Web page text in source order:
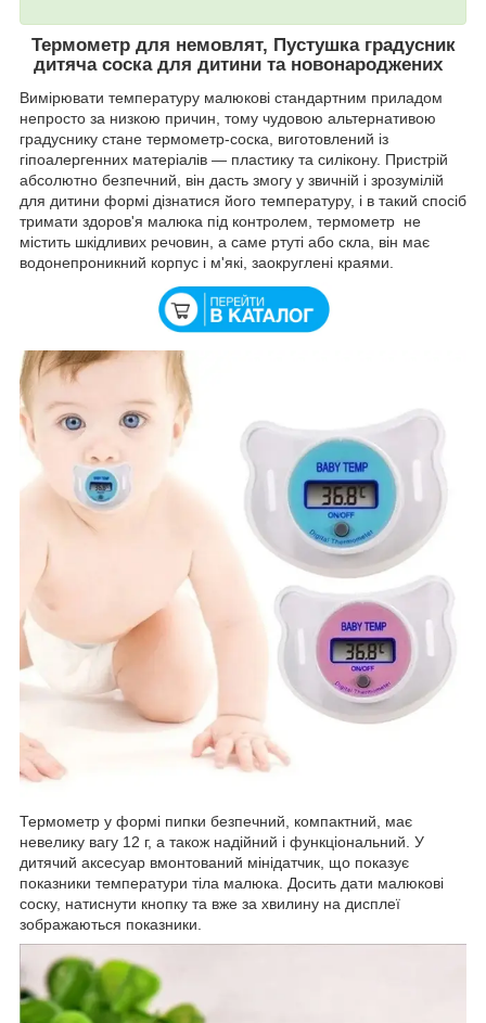
Термометр для немовлят, Пустушка градусник
дитяча соска для дитини та новонароджених
Вимірювати температуру малюкові стандартним приладом
непросто за низкою причин, тому чудовою альтернативою
градуснику стане термометр-соска, виготовлений із
гіпоалергенних матеріалів — пластику та силікону. Пристрій
абсолютно безпечний, він дасть змогу у звичній і зрозумілій
для дитини формі дізнатися його температуру, і в такий спосіб
тримати здоров'я малюка під контролем, термометр не
містить шкідливих речовин, а саме ртуті або скла, він має
водонепроникний корпус і м'які, заокруглені краями.
Термометр у формі пипки безпечний, компактний, має
невелику вагу 12 г, а також надійний і функціональний. У
дитячий аксесуар вмонтований мінідатчик, що показує
показники температури тіла малюка. Досить дати малюкові
соску, натиснути кнопку та вже за хвилину на дисплеї
зображаються показники.